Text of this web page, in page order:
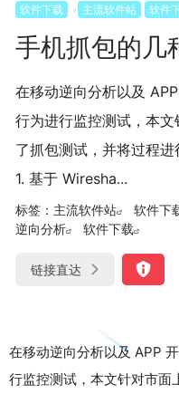
软件下载 主流软件站 软件
手机抓包的几
在移动逆向分析以及
行为进行监控测试，本
了抓包测试，并将过程进
1. 基于 Wiresha...
标签： 主流软件站 软件下
逆向分析
软件下载
链接直达
在移动逆向分析以及 APP
行监控测试，本文针对市面